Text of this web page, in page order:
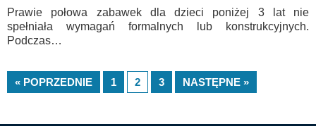
Prawie połowa zabawek dla dzieci poniżej 3 lat nie
spełniała wymagań formalnych lub konstrukcyjnych.
Podczas…
« POPRZEDNIE 1 2 3 NASTĘPNE »